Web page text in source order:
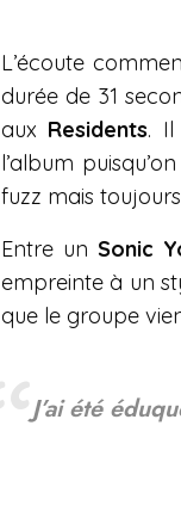
a
y
L’écoute
durée de 31
aux Residents. Il
l’album
fuzz mais
Entre un Sonic
empreinte à un
que le groupe
J’ai été